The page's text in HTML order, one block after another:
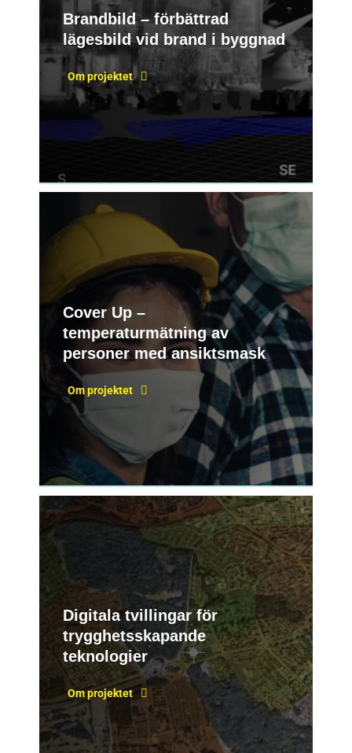
Brandbild – förbättrad
lägesbild vid brand i byggnad
Om projektet
Cover Up –
temperaturmätning av
personer med ansiktsmask
Om projektet
Digitala tvillingar för
trygghetsskapande
teknologier
Om projektet